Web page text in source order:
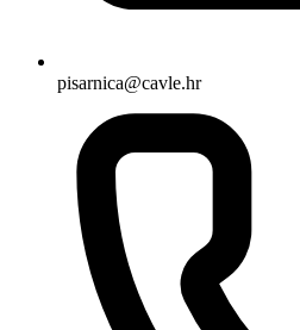
pisarnica@cavle.hr